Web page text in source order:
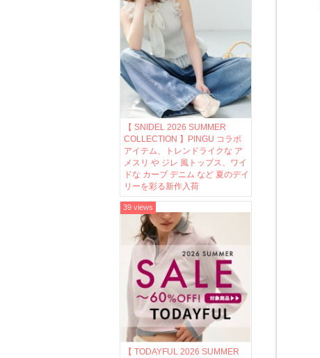
【 SNIDEL 2026 SUMMER
COLLECTION 】PINGU コラボ
アイテム、トレンドライクな ア
メスリ や ジレ 風トップス、ワイ
ドな カーブ デニム など 夏のデイ
リーを彩る新作入荷
【 TODAYFUL 2026 SUMMER
39 views